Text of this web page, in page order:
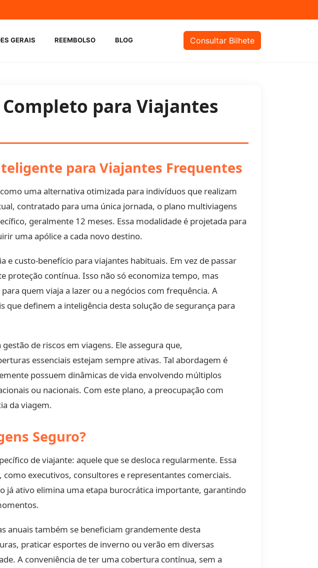
GERAIS REEMBOLSO BLOG Consultar Bilhete
para Viajantes
para Viajantes Frequentes
uma alternativa otimizada para indivíduos que realizam
contratado para uma única jornada, o plano multiviagens
geralmente 12 meses. Essa modalidade é projetada para
uma apólice a cada novo destino.
custo-benefício para viajantes habituais. Em vez de passar
proteção contínua. Isso não só economiza tempo, mas
quem viaja a lazer ou a negócios com frequência. A
definem a inteligência desta solução de segurança para
de riscos em viagens. Ele assegura que,
essenciais estejam sempre ativas. Tal abordagem é
possuem dinâmicas de vida envolvendo múltiplos
ou nacionais. Com este plano, a preocupação com
da viagem.
Seguro?
de viajante: aquele que se desloca regularmente. Essa
executivos, consultores e representantes comerciais.
já ativo elimina uma etapa burocrática importante, garantindo
anuais também se beneficiam grandemente desta
praticar esportes de inverno ou verão em diversas
A conveniência de ter uma cobertura contínua, sem a